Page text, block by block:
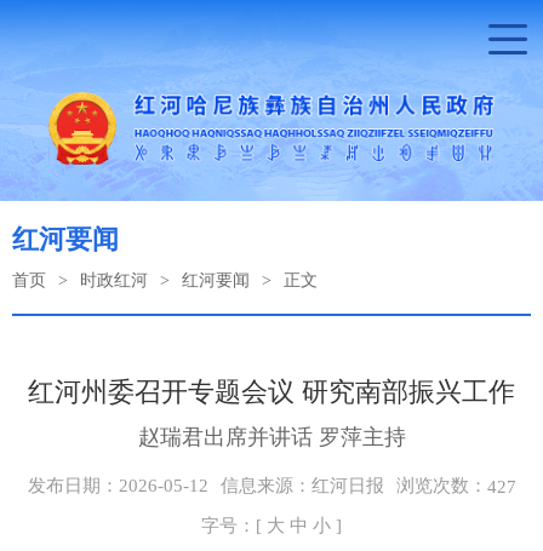
红河要闻
首页 > 时政红河 > 红河要闻 > 正文
红河州委召开专题会议 研究南部振兴工作
赵瑞君出席并讲话 罗萍主持
发布日期：2026-05-12 信息来源：红河日报 浏览次数： 427
字号：[ 大 中 小 ]